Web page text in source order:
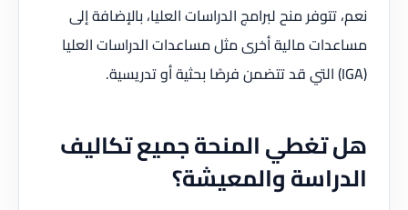
نعم، تتوفر منح لبرامج الدراسات العليا، بالإضافة إلى
مساعدات مالية أخرى مثل مساعدات الدراسات العليا
(IGA) التي قد تتضمن فرصًا بحثية أو تدريسية.
هل تغطي المنحة جميع تكاليف
الدراسة والمعيشة؟